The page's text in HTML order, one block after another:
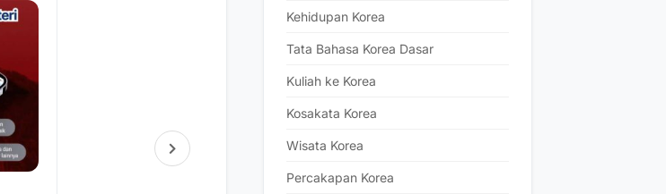
Kehidupan Korea
Tata Bahasa Korea Dasar
Kuliah ke Korea
Kosakata Korea
Wisata Korea
Percakapan Korea